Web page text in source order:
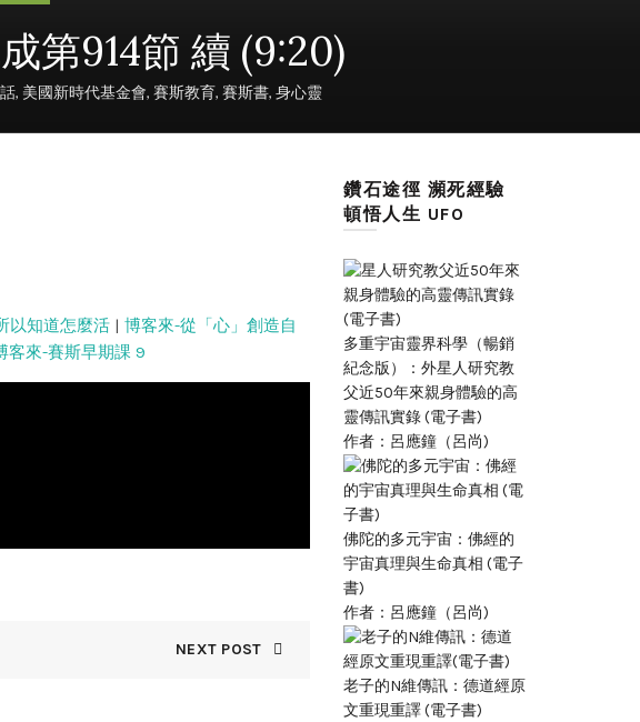
第914節 續 (9:20)
, 美國新時代基金會, 賽斯教育, 賽斯書, 身心靈
以知道怎麼活 | 博客來-從「心」創造自
客來-賽斯早期課 9
NEXT POST
鑽石途徑 瀕死經驗
頓悟人生 UFO
多重宇宙靈界科學（暢銷
紀念版）：外星人研究教
父近50年來親身體驗的高
靈傳訊實錄 (電子書)
作者：呂應鐘（呂尚)
佛陀的多元宇宙：佛經的
宇宙真理與生命真相 (電子
書)
作者：呂應鐘（呂尚)
老子的N維傳訊：德道經原
文重現重譯 (電子書)